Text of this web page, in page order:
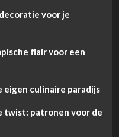
voor je
flair voor een
eigen culinaire paradijs
twist: patronen voor de